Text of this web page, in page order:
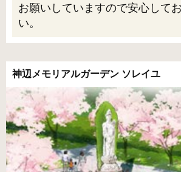
お願いしていますので安心して
い。
神辺メモリアルガーデン ソレイユ